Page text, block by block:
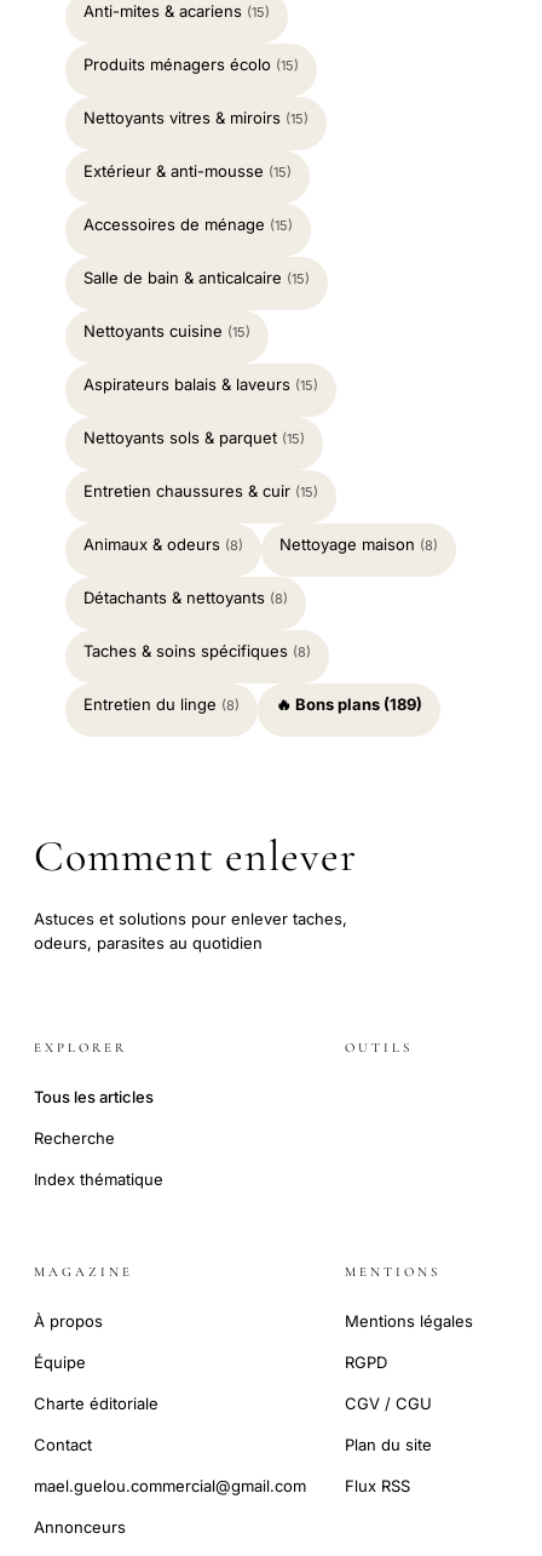
Anti-mites & acariens (15)
Produits ménagers écolo (15)
Nettoyants vitres & miroirs (15)
Extérieur & anti-mousse (15)
Accessoires de ménage (15)
Salle de bain & anticalcaire (15)
Nettoyants cuisine (15)
Aspirateurs balais & laveurs (15)
Nettoyants sols & parquet (15)
Entretien chaussures & cuir (15)
Animaux & odeurs (8) Nettoyage maison (8)
Détachants & nettoyants (8)
Taches & soins spécifiques (8)
Entretien du linge (8) 🔥 Bons plans (189)
Comment enlever
Astuces et solutions pour enlever taches,
odeurs, parasites au quotidien
EXPLORER
Tous les articles
Recherche
Index thématique
OUTILS
MAGAZINE
À propos
Équipe
Charte éditoriale
Contact
mael.guelou.commercial@gmail.com
Annonceurs
MENTIONS
Mentions légales
RGPD
CGV / CGU
Plan du site
Flux RSS